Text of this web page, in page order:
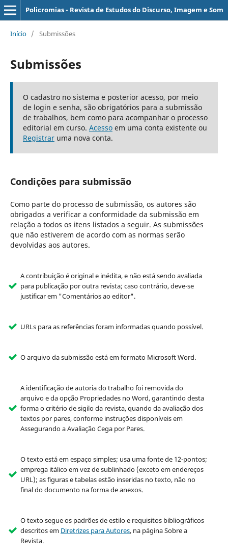
Policromias - Revista de Estudos do Discurso, Imagem e Som
Início / Submissões
Submissões
O cadastro no sistema e posterior acesso, por meio
de login e senha, são obrigatórios para a submissão
de trabalhos, bem como para acompanhar o processo
editorial em curso. Acessoem uma conta existente ou
Registraruma nova conta.
Condições para submissão
Como parte do processo de submissão, os autores são
obrigados a verificar a conformidade da submissão em
relação a todos os itens listados a seguir. As submissões
que não estiverem de acordo com as normas serão
devolvidas aos autores.
A contribuição é original e inédita, e não está sendo avaliada
para publicação por outra revista; caso contrário, deve-se
justificar em "Comentários ao editor".
URLs para as referências foram informadas quando possível.
O arquivo da submissão está em formato Microsoft Word.
A identificação de autoria do trabalho foi removida do
arquivo e da opção Propriedades no Word, garantindo desta
forma o critério de sigilo da revista, quando da avaliação dos
textos por pares, conforme instruções disponíveis em
Assegurando a Avaliação Cega por Pares.
O texto está em espaço simples; usa uma fonte de 12-pontos;
emprega itálico em vez de sublinhado (exceto em endereços
URL); as figuras e tabelas estão inseridas no texto, não no
final do documento na forma de anexos.
O texto segue os padrões de estilo e requisitos bibliográficos
descritos em Diretrizes para Autores, na página Sobre a
Revista.